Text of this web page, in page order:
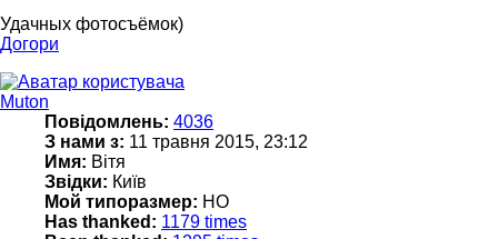
Удачных фотосъёмок)
Догори
Muton
Повідомлень: 4036
З нами з: 11 травня 2015, 23:12
Имя: Вітя
Звідки: Київ
Мой типоразмер: НО
Has thanked: 1179 times